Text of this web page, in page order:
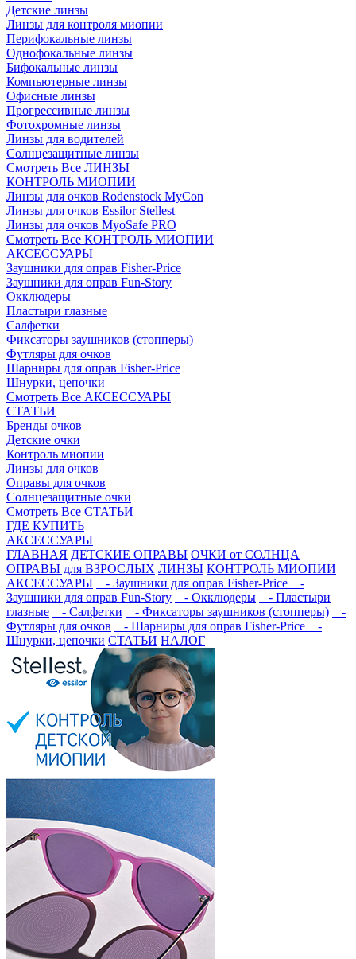
Детские линзы
Линзы для контроля миопии
Перифокальные линзы
Однофокальные линзы
Бифокальные линзы
Компьютерные линзы
Офисные линзы
Прогрессивные линзы
Фотохромные линзы
Линзы для водителей
Солнцезащитные линзы
Смотреть Все ЛИНЗЫ
КОНТРОЛЬ МИОПИИ
Линзы для очков Rodenstock MyCon
Линзы для очков Essilor Stellest
Линзы для очков MyoSafe PRO
Смотреть Все КОНТРОЛЬ МИОПИИ
АКСЕССУАРЫ
Заушники для оправ Fisher-Price
Заушники для оправ Fun-Story
Окклюдеры
Пластыри глазные
Салфетки
Фиксаторы заушников (стопперы)
Футляры для очков
Шарниры для оправ Fisher-Price
Шнурки, цепочки
Смотреть Все АКСЕССУАРЫ
СТАТЬИ
Бренды очков
Детские очки
Контроль миопии
Линзы для очков
Оправы для очков
Солнцезащитные очки
Смотреть Все СТАТЬИ
ГДЕ КУПИТЬ
АКСЕССУАРЫ
ГЛАВНАЯ ДЕТСКИЕ ОПРАВЫ ОЧКИ от СОЛНЦА
ОПРАВЫ для ВЗРОСЛЫХ ЛИНЗЫ КОНТРОЛЬ МИОПИИ
АКСЕССУАРЫ
- Заушники для оправ Fisher-Price
-
Заушники для оправ Fun-Story
- Окклюдеры
- Пластыри
глазные
- Салфетки - Фиксаторы заушников (стопперы)
-
Футляры для очков
- Шарниры для оправ Fisher-Price
-
Шнурки, цепочки СТАТЬИ НАЛОГ